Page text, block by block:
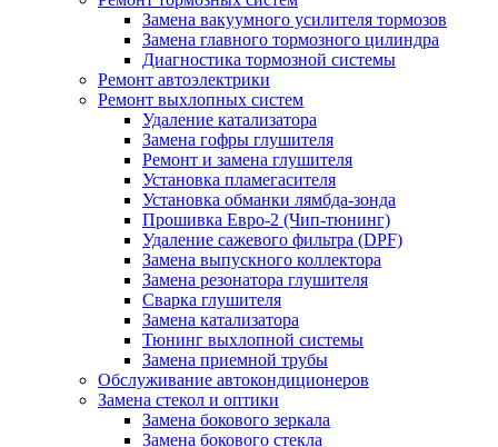
Замена вакуумного усилителя тормозов
Замена главного тормозного цилиндра
Диагностика тормозной системы
Ремонт автоэлектрики
Ремонт выхлопных систем
Удаление катализатора
Замена гофры глушителя
Ремонт и замена глушителя
Установка пламегасителя
Установка обманки лямбда-зонда
Прошивка Евро-2 (Чип-тюнинг)
Удаление сажевого фильтра (DPF)
Замена выпускного коллектора
Замена резонатора глушителя
Сварка глушителя
Замена катализатора
Тюнинг выхлопной системы
Замена приемной трубы
Обслуживание автокондиционеров
Замена стекол и оптики
Замена бокового зеркала
Замена бокового стекла